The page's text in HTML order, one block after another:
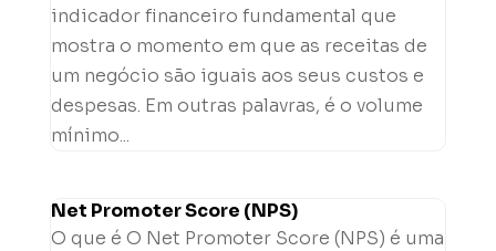
indicador financeiro fundamental que
mostra o momento em que as receitas de
um negócio são iguais aos seus custos e
despesas. Em outras palavras, é o volume
mínimo...
Net Promoter Score (NPS)
O que é O Net Promoter Score (NPS) é uma